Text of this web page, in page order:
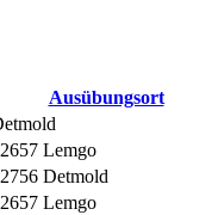
Ausübungsort
Lemgo
Detmold
Lemgo